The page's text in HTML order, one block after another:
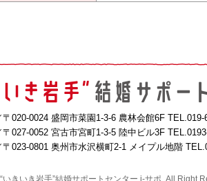
020-0024 盛岡市菜園1-3-6 農林会館6F TEL.019-
027-0052 宮古市宮町1-3-5 陸中ビル3F
023-0801 奥州市水沢横町2-1 メイプル地階
きいき岩手”結婚サポートセンター i-サポ. All Right